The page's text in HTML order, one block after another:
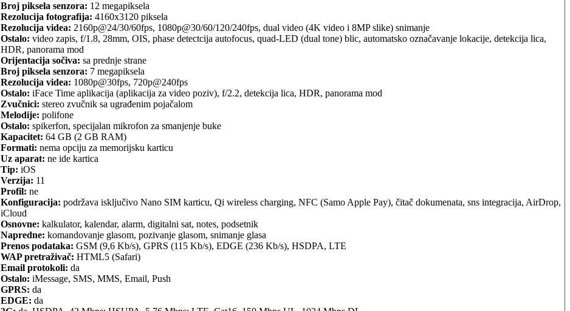
Broj piksela senzora: 12 megapiksela
Rezolucija fotografija: 4160x3120 piksela
Rezolucija videa: 2160p@24/30/60fps, 1080p@30/60/120/240fps, dual video (4K video i 8MP slike) snimanje
Ostalo: video zapis, f/1.8, 28mm, OIS, phase detectcija autofocus, quad-LED (dual tone) blic, automatsko označavanje lokacije, detekcija lica,
HDR, panorama mod
Orijentacija sočiva: sa prednje strane
Broj piksela senzora: 7 megapiksela
Rezolucija videa: 1080p@30fps, 720p@240fps
Ostalo: iFace Time aplikacija (aplikacija za video poziv), f/2.2, detekcija lica, HDR, panorama mod
Zvučnici: stereo zvučnik sa ugrađenim pojačalom
Melodije: polifone
Ostalo: spikerfon, specijalan mikrofon za smanjenje buke
Kapacitet: 64 GB (2 GB RAM)
Formati: nema opciju za memorijsku karticu
Uz aparat: ne ide kartica
Tip: iOS
Verzija: 11
Profil: ne
Konfiguracija: podržava isključivo Nano SIM karticu, Qi wireless charging, NFC (Samo Apple Pay), čitač dokumenata, sns integracija, AirDrop,
iCloud
Osnovne: kalkulator, kalendar, alarm, digitalni sat, notes, podsetnik
Napredne: komandovanje glasom, pozivanje glasom, snimanje glasa
Prenos podataka: GSM (9,6 Kb/s), GPRS (115 Kb/s), EDGE (236 Kb/s), HSDPA, LTE
WAP pretraživač: HTML5 (Safari)
Email protokoli: da
Ostalo: iMessage, SMS, MMS, Email, Push
GPRS: da
EDGE: da